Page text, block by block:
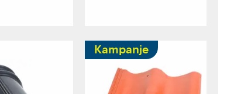
Kampanje